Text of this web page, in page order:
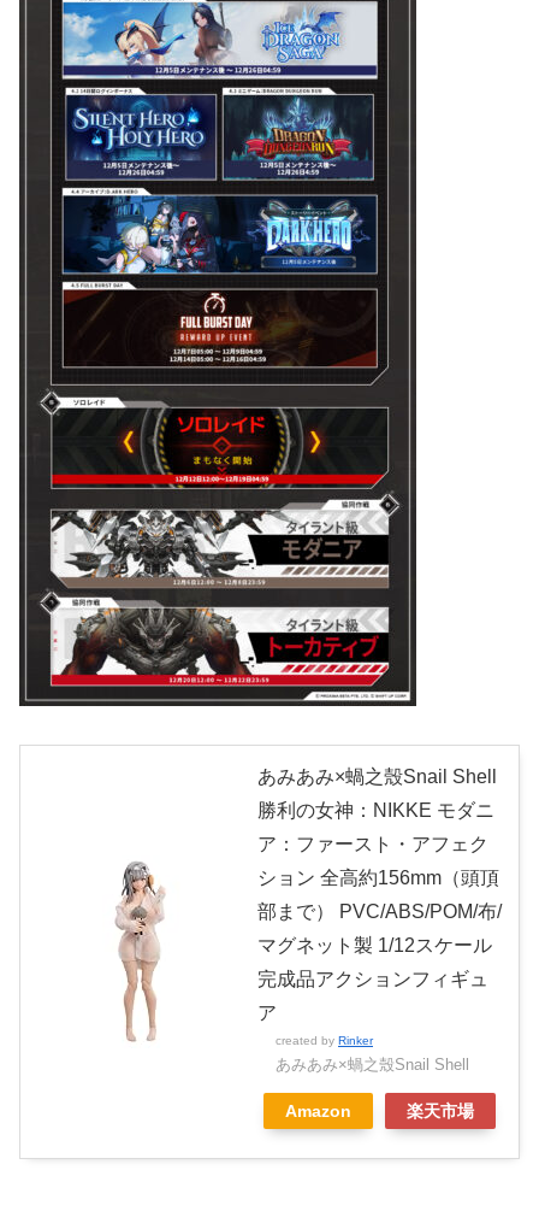
あみあみ×蝸之殼Snail Shell
勝利の女神：NIKKE モダニ
ア：ファースト・アフェク
ション 全高約156mm（頭頂
部まで） PVC/ABS/POM/布/
マグネット製 1/12スケール
完成品アクションフィギュ
ア
created by Rinker
あみあみ×蝸之殼Snail Shell
Amazon 楽天市場